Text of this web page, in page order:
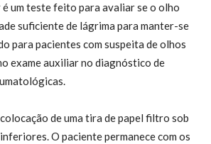
é um teste feito para avaliar se o olho
suficiente de lágrima para manter-se
para pacientes com suspeita de olhos
exame auxiliar no diagnóstico de
de uma tira de papel filtro sob
O paciente permanece com os